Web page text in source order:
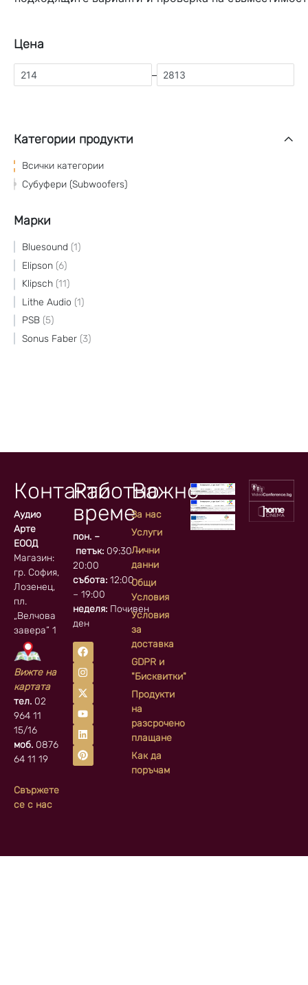
Цена
–
Категории продукти
Всички категории
Субуфери (Subwoofers)
Марки
Bluesound 1
Elipson 6
Klipsch 11
Lithe Audio 1
PSB 5
Sonus Faber 3
Контакти
Аудио
Арте
ЕООД
Магазин:
гр. София, кв.
Лозенец,
пл.
„Велчова
завера” 1
Вижте на
картата
тел. 02
964 11
15/16
моб. 0876
64 11 19
Свържете
се с нас
Работно
време
пон. –
петък:09:30 –
20:00
събота:12:00
– 19:00
неделя:Почивен
ден
Важно
За нас
Услуги
Лични
данни
Общи
Условия
Условия
за
доставка
GDPR и
"Бисквитки"
Продукти
на
разсрочено
плащане
Как да
поръчам